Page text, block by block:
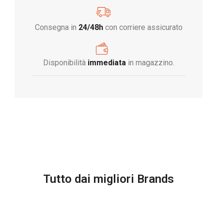
Consegna in 24/48hcon corriere assicurato
Disponibilità immediata in magazzino.
Tutto dai migliori Brands